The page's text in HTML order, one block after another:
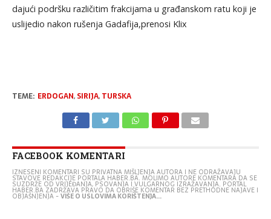
dajući podršku različitim frakcijama u građanskom ratu koji je
uslijedio nakon rušenja Gadafija,prenosi Klix
TEME: ERDOGAN, SIRIJA, TURSKA
FACEBOOK KOMENTARI
IZNESENI KOMENTARI SU PRIVATNA MIŠLJENJA AUTORA I NE ODRAŽAVAJU
STAVOVE REDAKCIJE PORTALA HABER.BA. MOLIMO AUTORE KOMENTARA DA SE
SUZDRŽE OD VRIJEĐANJA, PSOVANJA I VULGARNOG IZRAŽAVANJA. PORTAL
HABER.BA ZADRŽAVA PRAVO DA OBRIŠE KOMENTAR BEZ PRETHODNE NAJAVE I
OBJAŠNJENJA -VIŠE O USLOVIMA KORIŠTENJA...